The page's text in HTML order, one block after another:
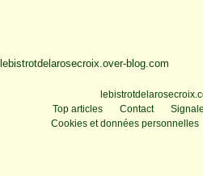
lebistrotdelarosecroix.over-blog.com
Top articles
Contact
Cookies et données personnelles